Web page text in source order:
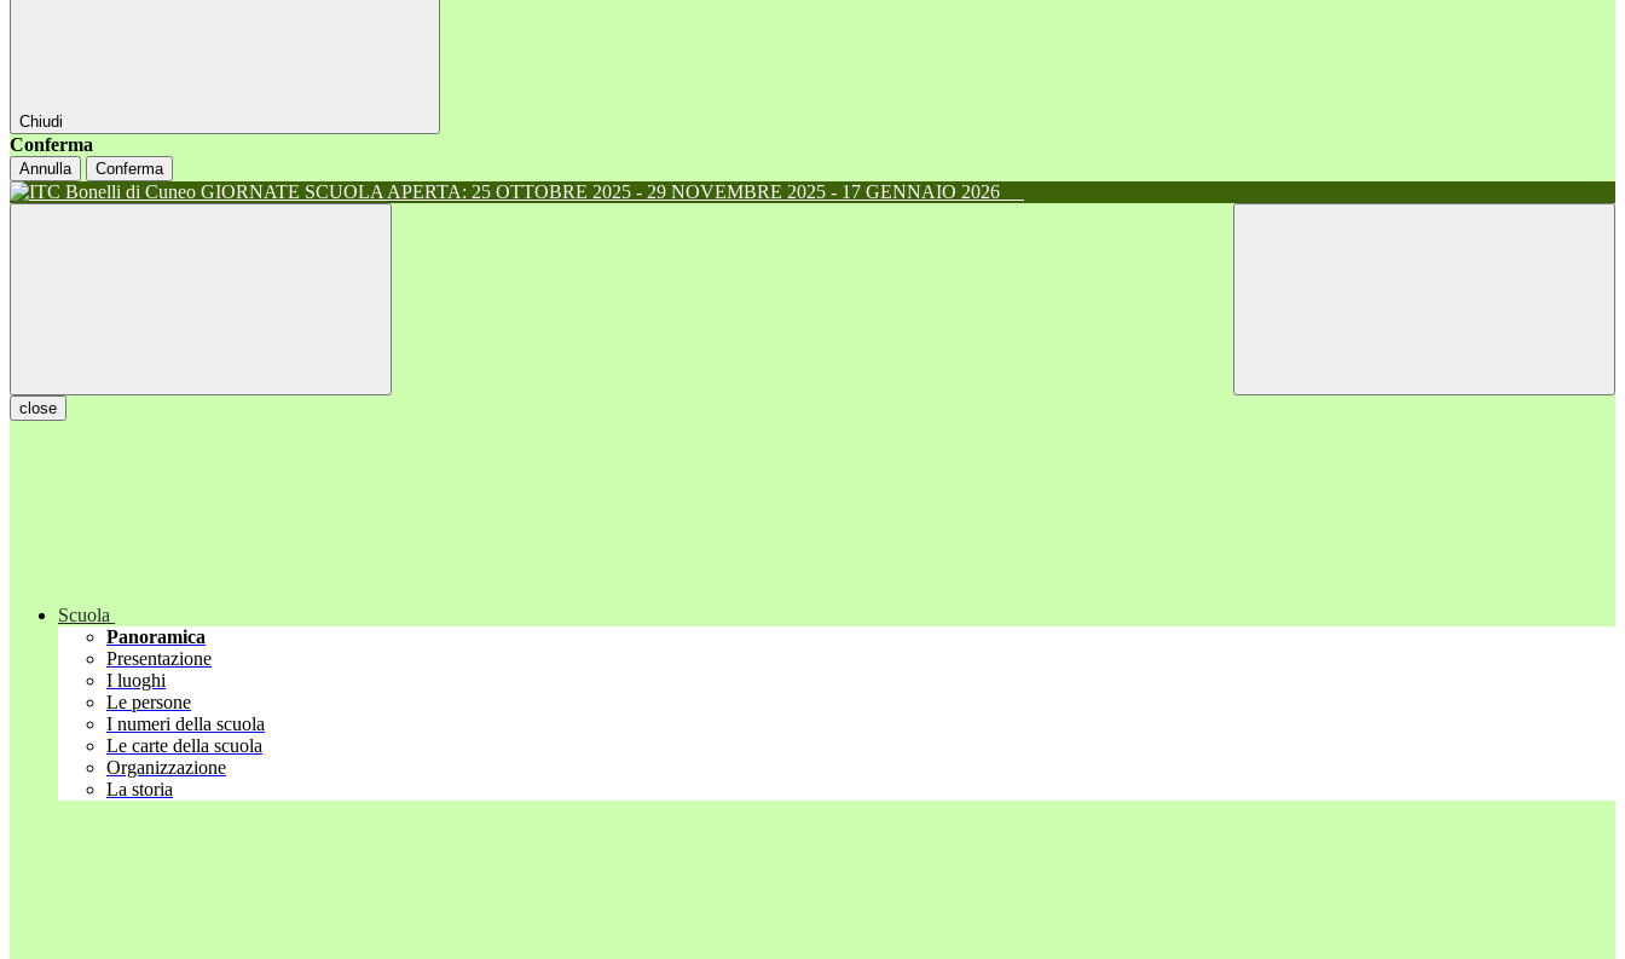
Chiudi
Conferma
Annulla Conferma
GIORNATE SCUOLA APERTA: 25 OTTOBRE 2025 - 29 NOVEMBRE 2025 - 17 GENNAIO 2026
close
Scuola
Panoramica
Presentazione
I luoghi
Le persone
I numeri della scuola
Le carte della scuola
Organizzazione
La storia